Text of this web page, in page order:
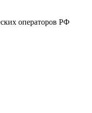
операторов РФ